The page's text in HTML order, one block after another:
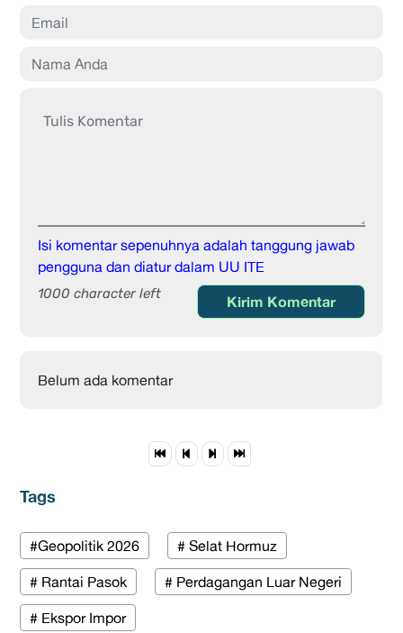
Isi komentar sepenuhnya adalah tanggung jawab
pengguna dan diatur dalam UU ITE
1000 character left Kirim Komentar
Belum ada komentar
Tags
#Geopolitik 2026 # Selat Hormuz
# Rantai Pasok # Perdagangan Luar Negeri
# Ekspor Impor